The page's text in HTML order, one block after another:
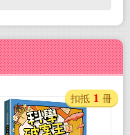
扣抵 1 冊